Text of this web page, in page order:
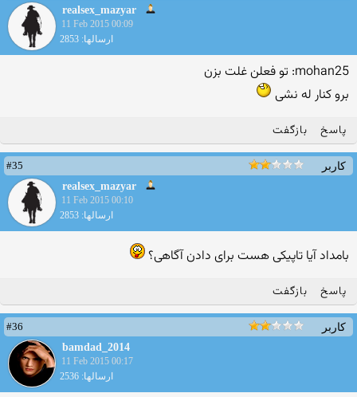
realsex_mazyar
11 Feb 2015 00:09
ارسالها: 2853
mohan25: تو فعلن غلت بزن
برو کنار له نشی
پاسخ بازگفت
کاربر
#35
realsex_mazyar
11 Feb 2015 00:10
ارسالها: 2853
بامداد آیا تاپیکی هست برای دادن آگاهی؟
پاسخ بازگفت
کاربر
#36
bamdad_2014
11 Feb 2015 00:17
ارسالها: 2536